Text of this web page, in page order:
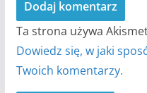
Ta strona używa
Dowiedz się, w jaki
Twoich komentarzy.